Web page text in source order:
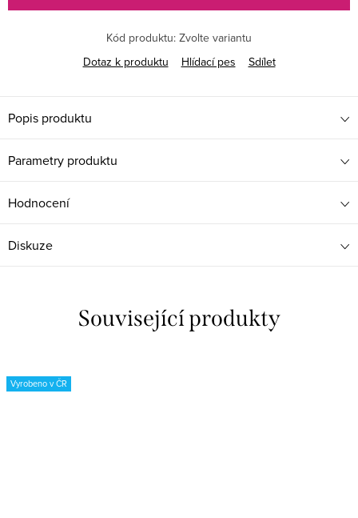
Kód produktu: Zvolte variantu
Dotaz k produktu
Hlídací pes Sdílet
Popis produktu
Parametry produktu
Hodnocení
Diskuze
Související produkty
Vyrobeno v ČR